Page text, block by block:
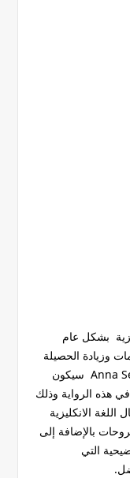
بشكل عام
وزيادة الحصيلة
اللغوية ، فـ رواية Black Beauty ل Anna Sewell سيكون
هذه الرواية وذلك
الانكليزية
بالإضافة إلى
التي